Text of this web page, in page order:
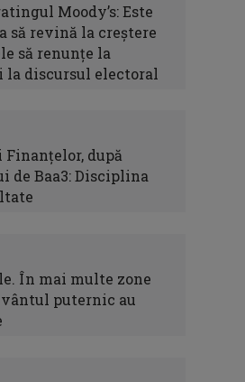
Moody’s: Este
să revină la creștere
să renunțe la
la discursul electoral
după
de Baa3: Disciplina
În mai multe zone
puternic au